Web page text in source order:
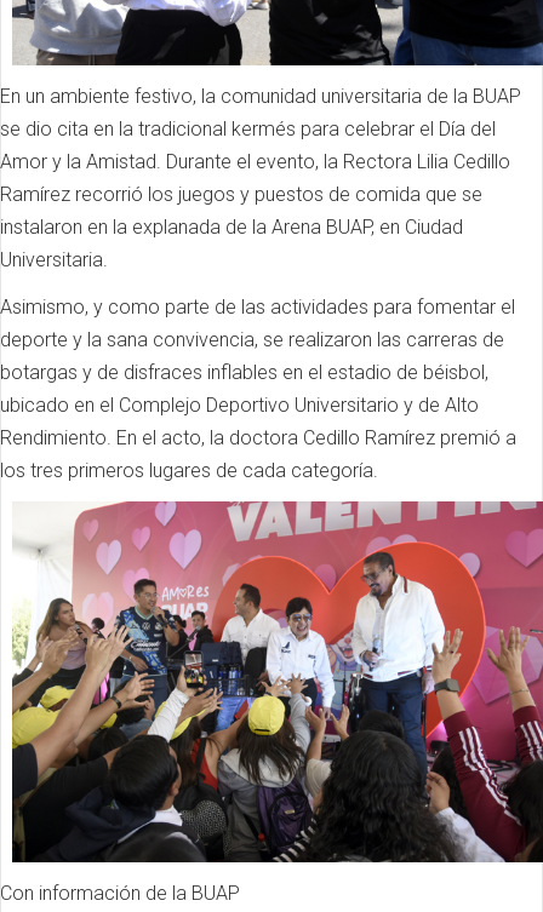
En un ambiente festivo, la comunidad universitaria de la BUAP
se dio cita en la tradicional kermés para celebrar el Día del
Amor y la Amistad. Durante el evento, la Rectora Lilia Cedillo
Ramírez recorrió los juegos y puestos de comida que se
instalaron en la explanada de la Arena BUAP, en Ciudad
Universitaria.
Asimismo, y como parte de las actividades para fomentar el
deporte y la sana convivencia, se realizaron las carreras de
botargas y de disfraces inflables en el estadio de béisbol,
ubicado en el Complejo Deportivo Universitario y de Alto
Rendimiento. En el acto, la doctora Cedillo Ramírez premió a
los tres primeros lugares de cada categoría.
Con información de la BUAP